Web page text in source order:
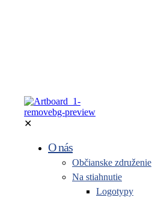
✕
O nás
Občianske združenie
Na stiahnutie
Logotypy